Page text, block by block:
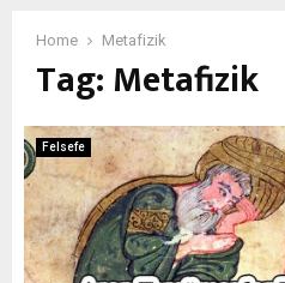
Home Metafizik
Tag:Metafizik
Felsefe